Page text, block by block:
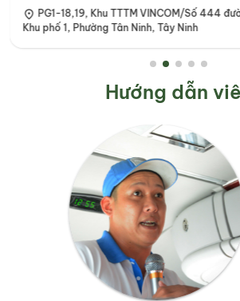
Khu phố 1, Phường Tân Ninh, Tây Ninh
Hướng dẫn